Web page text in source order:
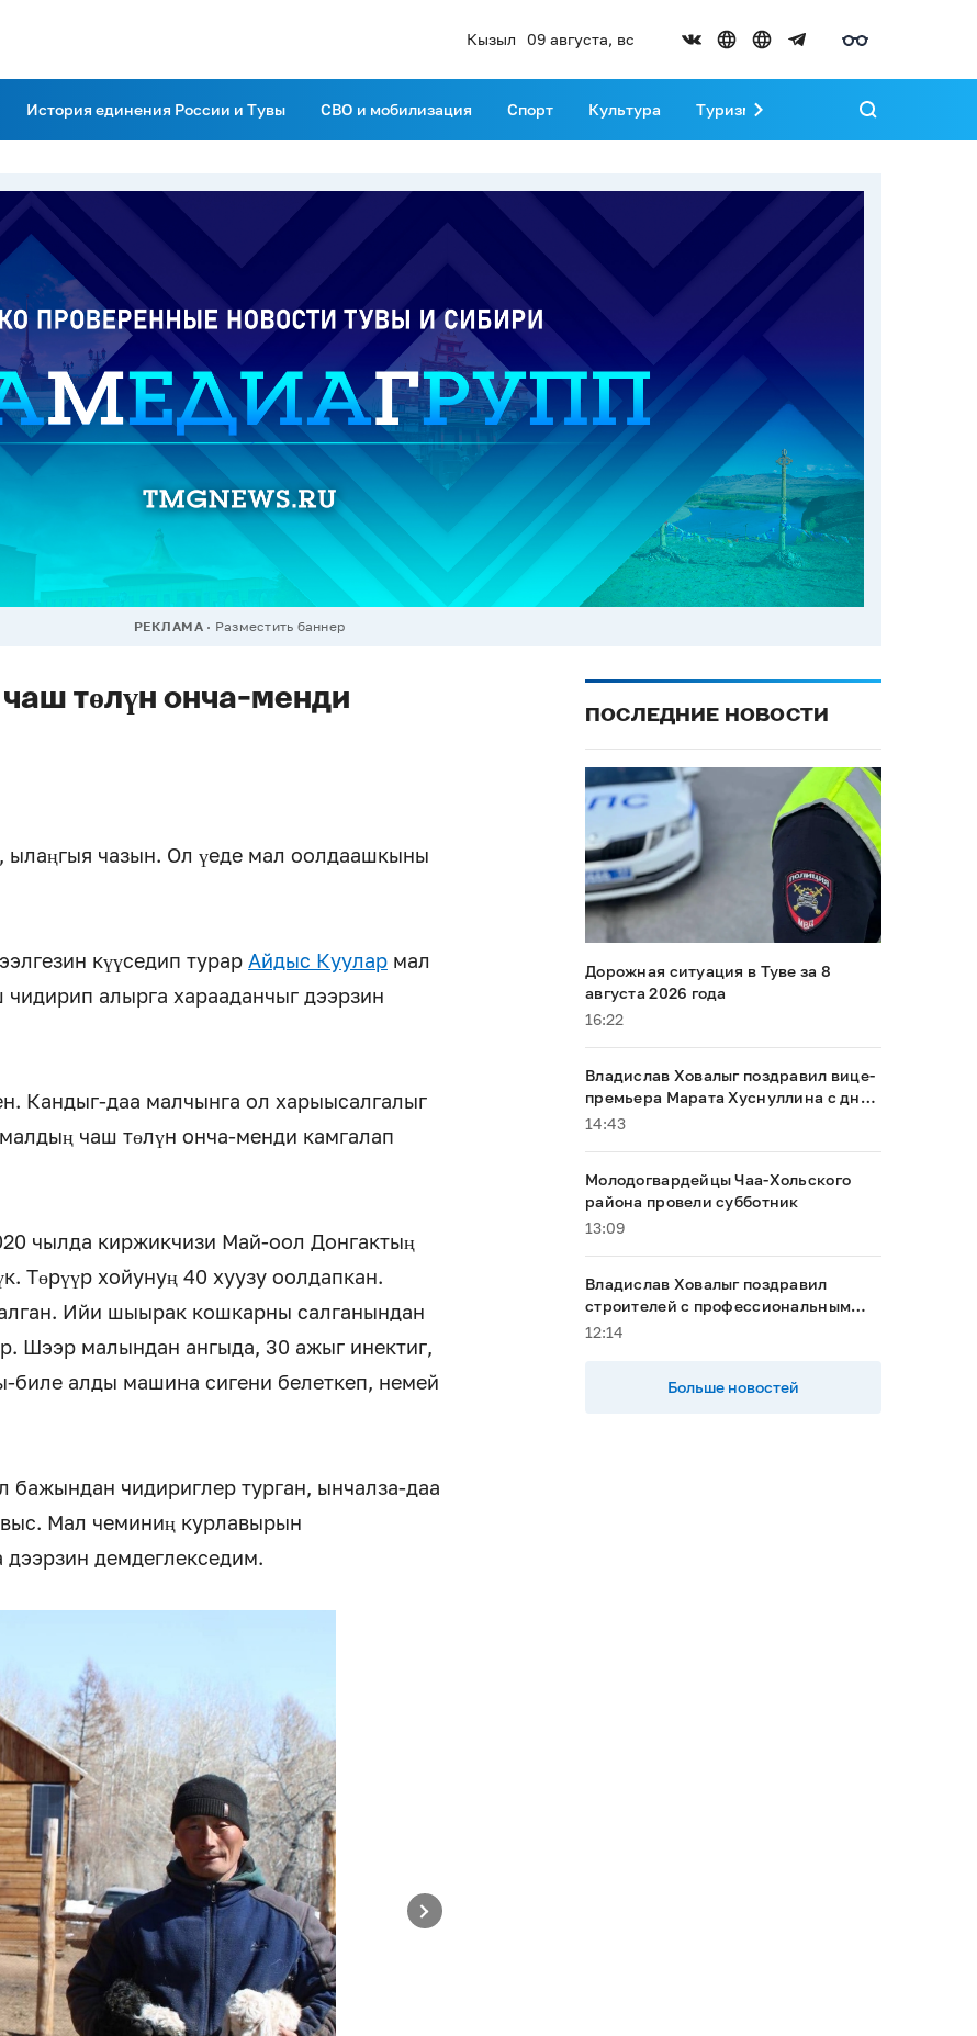
Кызыл 09 августа, вс
История единения России и Тувы СВО и мобилизация Спорт Культура Туризм Развитие Тувы
РЕКЛАМА Разместить баннер
төлүн онча-менди
чазын. Ол үеде мал оолдаашкыны
күүседип турар Айдыс Куулар мал
алырга харааданчыг дээрзин
Кандыг-даа малчынга ол харыысалгалыг
чаш төлүн онча-менди камгалап
чылда киржикчизи Май-оол Донгактың
Төрүүр хойунуң 40 хуузу оолдапкан.
Ийи шыырак кошкарны салганындан
Шээр малындан ангыда, 30 ажыг инектиг,
алды машина сигени белеткеп, немей
чидириглер турган, ынчалза-даа
Мал чеминиң курлавырын
демдеглекседим.
ПОСЛЕДНИЕ НОВОСТИ
Дорожная ситуация в Туве за 8
августа 2026 года
16:22
Владислав Ховалыг поздравил вице-
премьера Марата Хуснуллина с днём
рождения
14:43
Молодогвардейцы Чаа-Хольского
района провели субботник
13:09
Владислав Ховалыг поздравил
строителей с профессиональным
праздником
12:14
Больше новостей